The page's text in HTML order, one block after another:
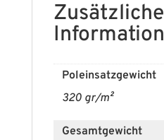
Zusätzliche
Information
Poleinsatzgewicht
320 gr/m²
Gesamtgewicht